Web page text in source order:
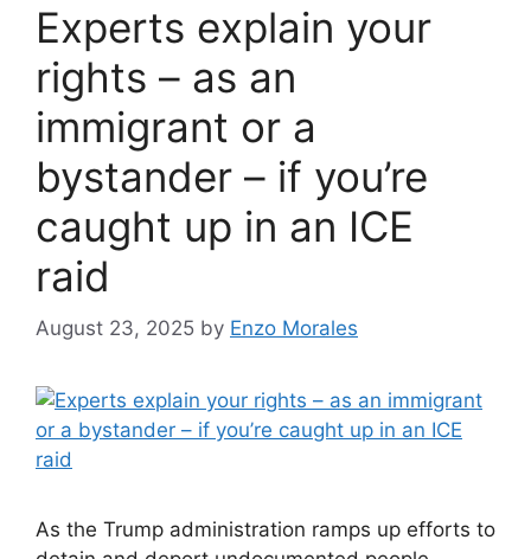
Experts explain your
rights – as an
immigrant or a
bystander – if you’re
caught up in an ICE
raid
August 23, 2025 by Enzo Morales
As the Trump administration ramps up efforts to